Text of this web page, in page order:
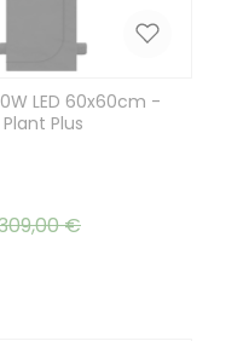
LED 60x60cm -
Plus
Preis:
€